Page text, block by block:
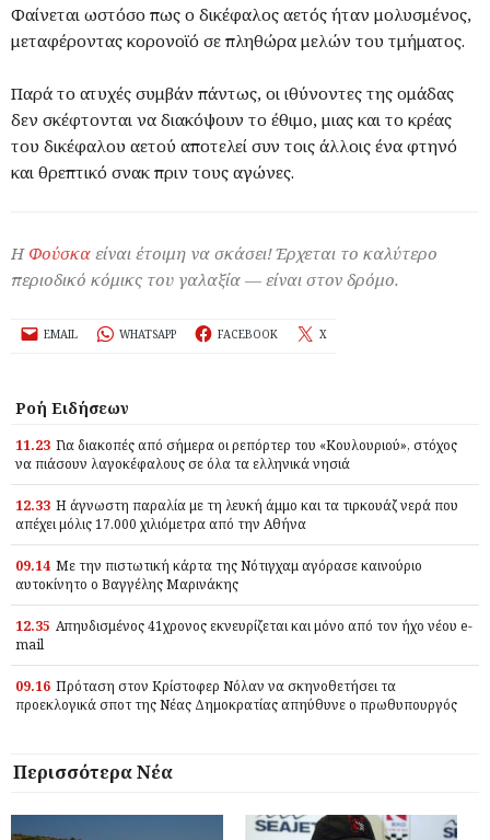
Φαίνεται ωστόσο πως ο δικέφαλος αετός ήταν μολυσμένος,
μεταφέροντας κορονοϊό σε πληθώρα μελών του τμήματος.
Παρά το ατυχές συμβάν πάντως, οι ιθύνοντες της ομάδας
δεν σκέφτονται να διακόψουν το έθιμο, μιας και το κρέας
του δικέφαλου αετού αποτελεί συν τοις άλλοις ένα φτηνό
και θρεπτικό σνακ πριν τους αγώνες.
Η Φούσκα είναι έτοιμη να σκάσει! Έρχεται το καλύτερο
περιοδικό κόμικς του γαλαξία — είναι στον δρόμο.
EMAIL WHATSAPP FACEBOOK X
Ροή Ειδήσεων
11.23 Για διακοπές από σήμερα οι ρεπόρτερ του «Κουλουριού», στόχος
να πιάσουν λαγοκέφαλους σε όλα τα ελληνικά νησιά
12.33 Η άγνωστη παραλία με τη λευκή άμμο και τα τιρκουάζ νερά που
απέχει μόλις 17.000 χιλιόμετρα από την Αθήνα
09.14 Με την πιστωτική κάρτα της Νότιγχαμ αγόρασε καινούριο
αυτοκίνητο ο Βαγγέλης Μαρινάκης
12.35 Απηυδισμένος 41χρονος εκνευρίζεται και μόνο από τον ήχο νέου e-
mail
09.16 Πρόταση στον Κρίστοφερ Νόλαν να σκηνοθετήσει τα
προεκλογικά σποτ της Νέας Δημοκρατίας απηύθυνε ο πρωθυπουργός
Περισσότερα Νέα